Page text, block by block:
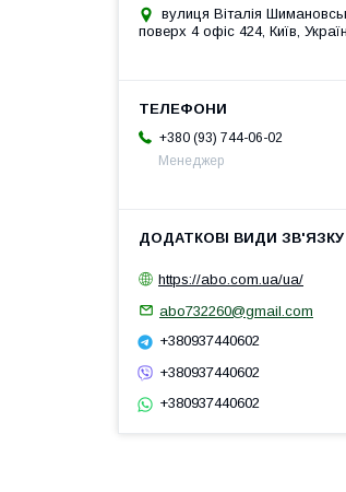
вулиця Віталія
поверх 4 офіс 424, Київ,
+380 (93) 744-06-02
Менеджер
https://abo.com.ua/ua/
abo732260@gmail.com
+380937440602
+380937440602
+380937440602